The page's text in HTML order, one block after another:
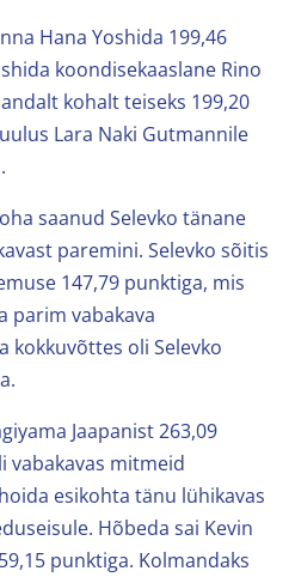
Hana Yoshida 199,46
koondisekaaslane Rino
kohalt teiseks 199,20
Lara Naki Gutmannile
saanud Selevko tänane
paremini. Selevko sõitis
147,79 punktiga, mis
parim vabakava
kokkuvõttes oli Selevko
Jaapanist 263,09
vabakavas mitmeid
esikohta tänu lühikavas
Hõbeda sai Kevin
punktiga. Kolmandaks